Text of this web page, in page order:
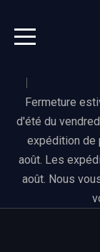
Fermeture
d'été du
expédition de
août. Les
août. Nous